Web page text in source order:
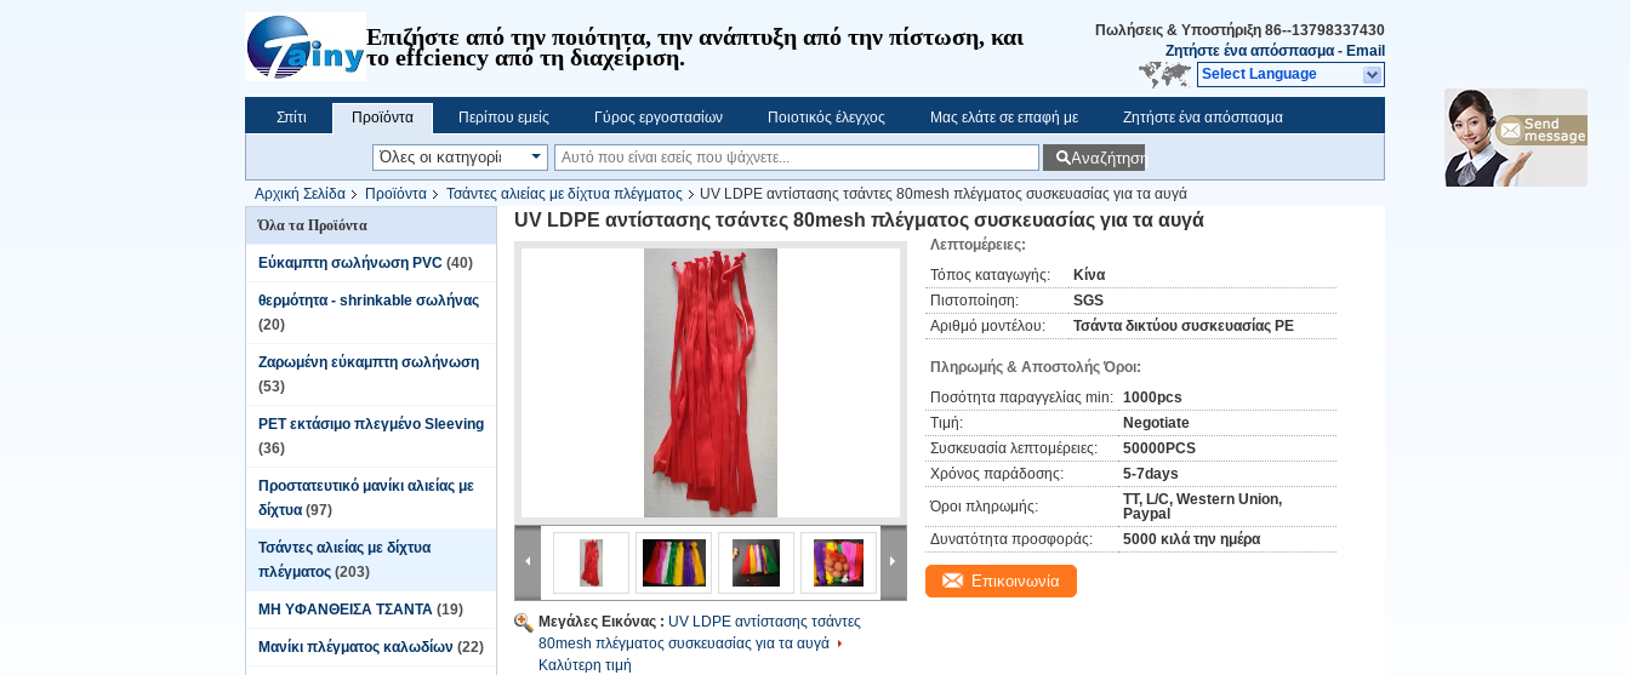
Επιζήστε από την ποιότητα, την ανάπτυξη από την πίστωση, και
το effciency από τη διαχείριση.
Πωλήσεις & Υποστήριξη 86--13798337430
Ζητήστε ένα απόσπασμα - Email
Select Language
Σπίτι Προϊόντα Περίπου εμείς Γύρος εργοστασίων Ποιοτικός έλεγχος Μας ελάτε σε επαφή με Ζητήστε ένα απόσπασμα
Αναζήτηση
Αρχική Σελίδα Προϊόντα Τσάντες αλιείας με δίχτυα πλέγματος
UV LDPE αντίστασης τσάντες 80mesh πλέγματος συσκευασίας για τα αυγά
Όλα τα Προϊόντα
Εύκαμπτη σωλήνωση PVC (40)
θερμότητα - shrinkable σωλήνας
(20)
Ζαρωμένη εύκαμπτη σωλήνωση
(53)
PET εκτάσιμο πλεγμένο Sleeving
(36)
Προστατευτικό μανίκι αλιείας με
δίχτυα (97)
Τσάντες αλιείας με δίχτυα
πλέγματος (203)
ΜΗ ΥΦΑΝΘΕΙΣΑ ΤΣΑΝΤΑ (19)
Μανίκι πλέγματος καλωδίων (22)
UV LDPE αντίστασης τσάντες 80mesh πλέγματος συσκευασίας για τα αυγά
Μεγάλες Εικόνας : UV LDPE αντίστασης τσάντες
80mesh πλέγματος συσκευασίας για τα αυγά
Καλύτερη τιμή
Λεπτομέρειες:
Τόπος καταγωγής:
Κίνα
Πιστοποίηση:
SGS
Αριθμό μοντέλου:
Τσάντα δικτύου συσκευασίας PE
Πληρωμής & Αποστολής Όροι:
Ποσότητα παραγγελίας min: 1000pcs
Τιμή:
Negotiate
Συσκευασία λεπτομέρειες:
50000PCS
Χρόνος παράδοσης:
5-7days
Όροι πληρωμής:
TT, L/C, Western Union,
Paypal
Δυνατότητα προσφοράς:
5000 κιλά την ημέρα
Επικοινωνία